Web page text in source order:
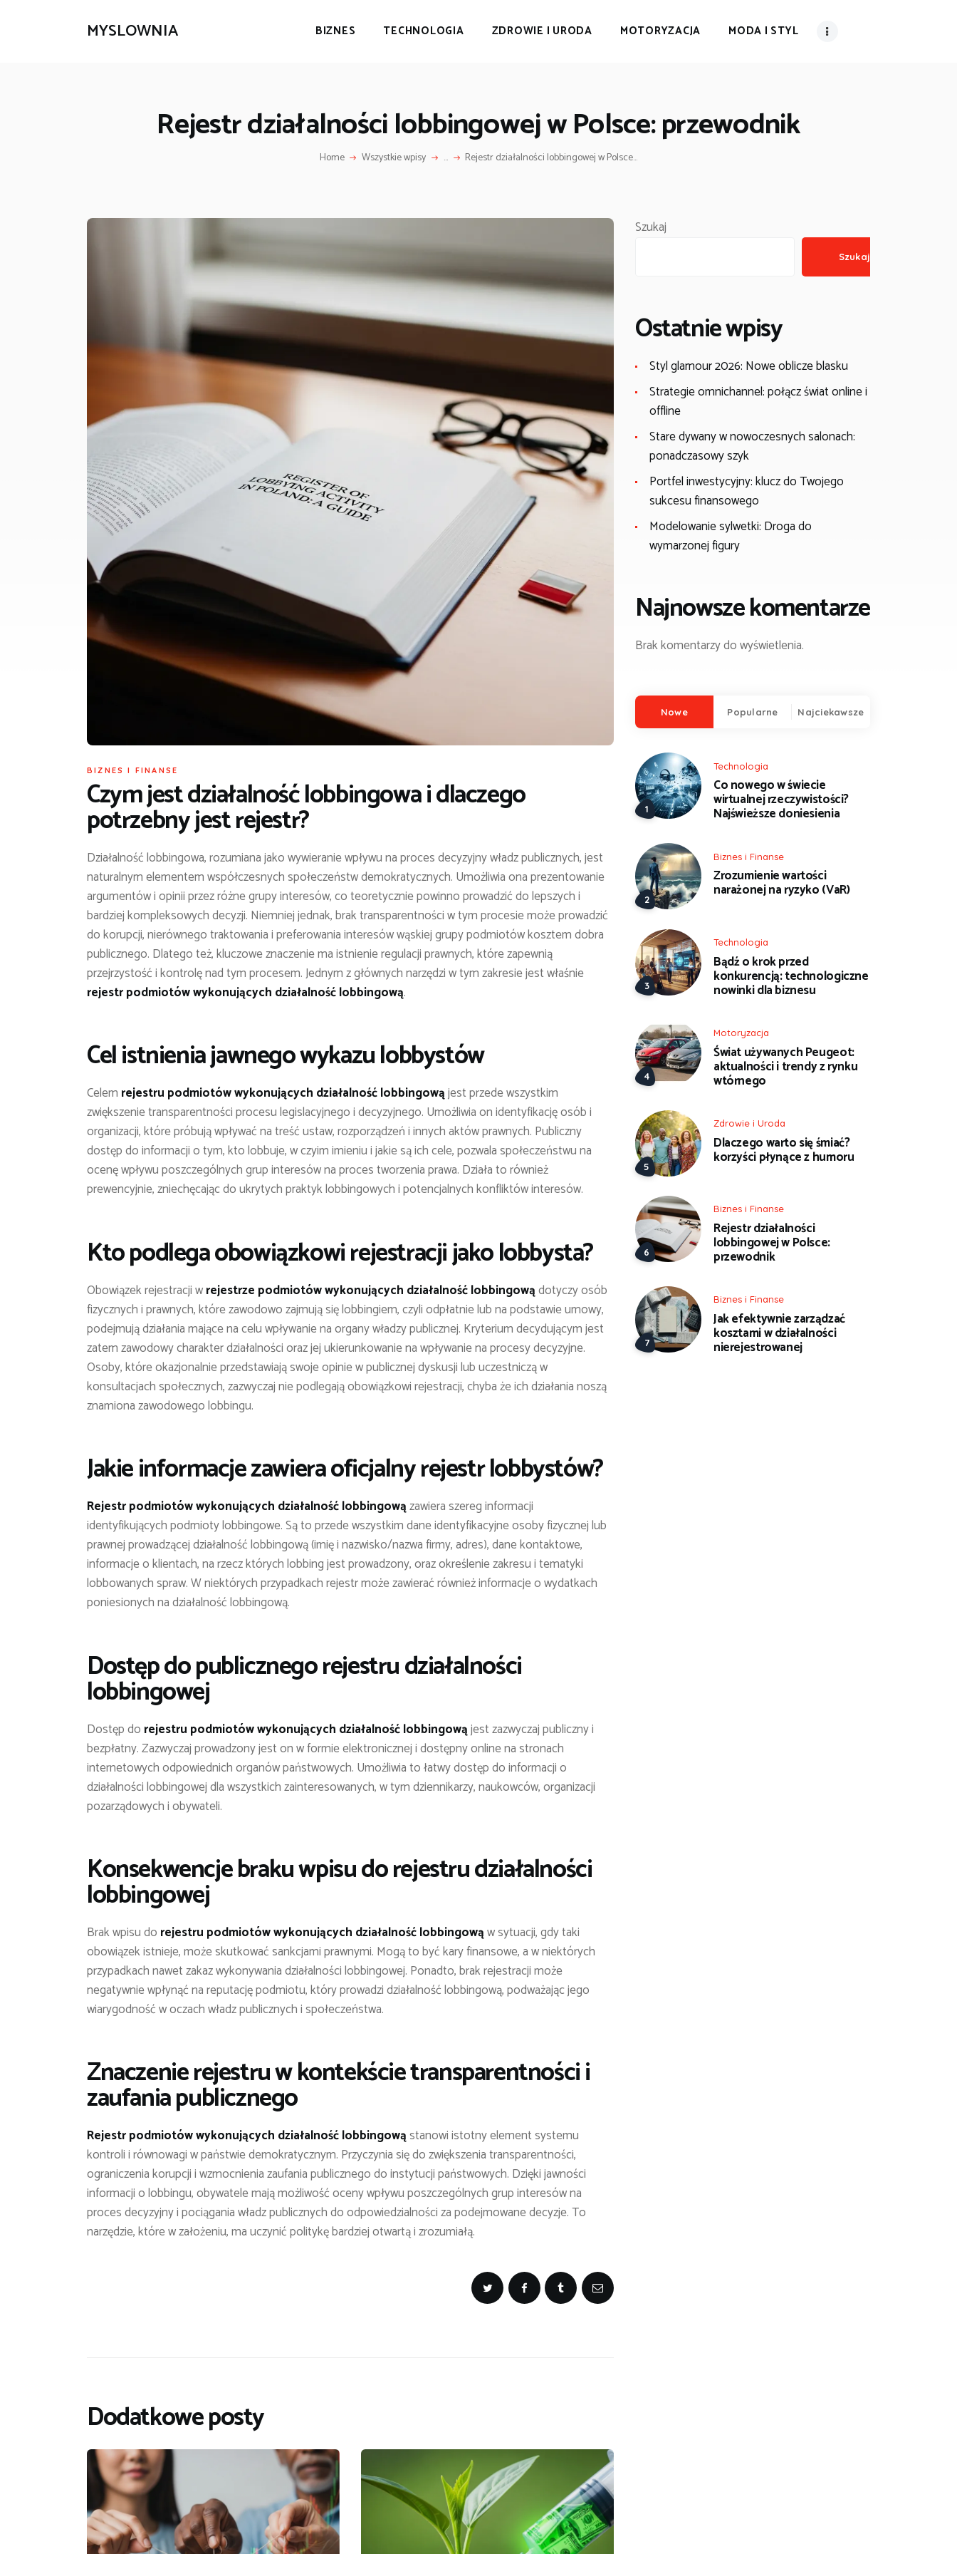
MYSLOWNIA BIZNES TECHNOLOGIA ZDROWIE I URODA MOTORYZACJA MODA I STYL
Rejestr działalności lobbingowej w Polsce: przewodnik
Home Wszystkie wpisy ... Rejestr działalności lobbingowej w Polsce...
BIZNES I FINANSE
Czym jest działalność lobbingowa i dlaczego
potrzebny jest rejestr?
Działalność lobbingowa, rozumiana jako wywieranie wpływu na proces decyzyjny władz publicznych, jest
naturalnym elementem współczesnych społeczeństw demokratycznych. Umożliwia ona prezentowanie
argumentów i opinii przez różne grupy interesów, co teoretycznie powinno prowadzić do lepszych i
bardziej kompleksowych decyzji. Niemniej jednak, brak transparentności w tym procesie może prowadzić
do korupcji, nierównego traktowania i preferowania interesów wąskiej grupy podmiotów kosztem dobra
publicznego. Dlatego też, kluczowe znaczenie ma istnienie regulacji prawnych, które zapewnią
przejrzystość i kontrolę nad tym procesem. Jednym z głównych narzędzi w tym zakresie jest właśnie
rejestr podmiotów wykonujących działalność lobbingową.
Cel istnienia jawnego wykazu lobbystów
Celem rejestru podmiotów wykonujących działalność lobbingowąjest przede wszystkim
zwiększenie transparentności procesu legislacyjnego i decyzyjnego. Umożliwia on identyfikację osób i
organizacji, które próbują wpływać na treść ustaw, rozporządzeń i innych aktów prawnych. Publiczny
dostęp do informacji o tym, kto lobbuje, w czyim imieniu i jakie są ich cele, pozwala społeczeństwu na
ocenę wpływu poszczególnych grup interesów na proces tworzenia prawa. Działa to również
prewencyjnie, zniechęcając do ukrytych praktyk lobbingowych i potencjalnych konfliktów interesów.
Kto podlega obowiązkowi rejestracji jako lobbysta?
Obowiązek rejestracji wrejestrze podmiotów wykonujących działalność lobbingowądotyczy osób
fizycznych i prawnych, które zawodowo zajmują się lobbingiem, czyli odpłatnie lub na podstawie umowy,
podejmują działania mające na celu wpływanie na organy władzy publicznej. Kryterium decydującym jest
zatem zawodowy charakter działalności oraz jej ukierunkowanie na wpływanie na procesy decyzyjne.
Osoby, które okazjonalnie przedstawiają swoje opinie w publicznej dyskusji lub uczestniczą w
konsultacjach społecznych, zazwyczaj nie podlegają obowiązkowi rejestracji, chyba że ich działania noszą
znamiona zawodowego lobbingu.
Jakie informacje zawiera oficjalny rejestr lobbystów?
Rejestr podmiotów wykonujących działalność lobbingowązawiera szereg informacji
identyfikujących podmioty lobbingowe. Są to przede wszystkim dane identyfikacyjne osoby fizycznej lub
prawnej prowadzącej działalność lobbingową (imię i nazwisko/nazwa firmy, adres), dane kontaktowe,
informacje o klientach, na rzecz których lobbing jest prowadzony, oraz określenie zakresu i tematyki
lobbowanych spraw. W niektórych przypadkach rejestr może zawierać również informacje o wydatkach
poniesionych na działalność lobbingową.
Dostęp do publicznego rejestru działalności
lobbingowej
Dostęp do rejestru podmiotów wykonujących działalność lobbingowąjest zazwyczaj publiczny i
bezpłatny. Zazwyczaj prowadzony jest on w formie elektronicznej i dostępny online na stronach
internetowych odpowiednich organów państwowych. Umożliwia to łatwy dostęp do informacji o
działalności lobbingowej dla wszystkich zainteresowanych, w tym dziennikarzy, naukowców, organizacji
pozarządowych i obywateli.
Konsekwencje braku wpisu do rejestru działalności
lobbingowej
Brak wpisu do rejestru podmiotów wykonujących działalność lobbingowąw sytuacji, gdy taki
obowiązek istnieje, może skutkować sankcjami prawnymi. Mogą to być kary finansowe, a w niektórych
przypadkach nawet zakaz wykonywania działalności lobbingowej. Ponadto, brak rejestracji może
negatywnie wpłynąć na reputację podmiotu, który prowadzi działalność lobbingową, podważając jego
wiarygodność w oczach władz publicznych i społeczeństwa.
Znaczenie rejestru w kontekście transparentności i
zaufania publicznego
Rejestr podmiotów wykonujących działalność lobbingowąstanowi istotny element systemu
kontroli i równowagi w państwie demokratycznym. Przyczynia się do zwiększenia transparentności,
ograniczenia korupcji i wzmocnienia zaufania publicznego do instytucji państwowych. Dzięki jawności
informacji o lobbingu, obywatele mają możliwość oceny wpływu poszczególnych grup interesów na
proces decyzyjny i pociągania władz publicznych do odpowiedzialności za podejmowane decyzje. To
narzędzie, które w założeniu, ma uczynić politykę bardziej otwartą i zrozumiałą.
Dodatkowe posty
Szukaj
Szukaj
Ostatnie wpisy
Styl glamour 2026: Nowe oblicze blasku
Strategie omnichannel: połącz świat online i
offline
Stare dywany w nowoczesnych salonach:
ponadczasowy szyk
Portfel inwestycyjny: klucz do Twojego
sukcesu finansowego
Modelowanie sylwetki: Droga do
wymarzonej figury
Najnowsze komentarze
Brak komentarzy do wyświetlenia.
Nowe Popularne Najciekawsze
Technologia
Co nowego w świecie
wirtualnej rzeczywistości?
Najświeższe doniesienia
Biznes i Finanse
Zrozumienie wartości
narażonej na ryzyko (VaR)
Technologia
Bądź o krok przed
konkurencją: technologiczne
nowinki dla biznesu
Motoryzacja
Świat używanych Peugeot:
aktualności i trendy z rynku
wtórnego
Zdrowie i Uroda
Dlaczego warto się śmiać?
korzyści płynące z humoru
Biznes i Finanse
Rejestr działalności
lobbingowej w Polsce:
przewodnik
Biznes i Finanse
Jak efektywnie zarządzać
kosztami w działalności
nierejestrowanej